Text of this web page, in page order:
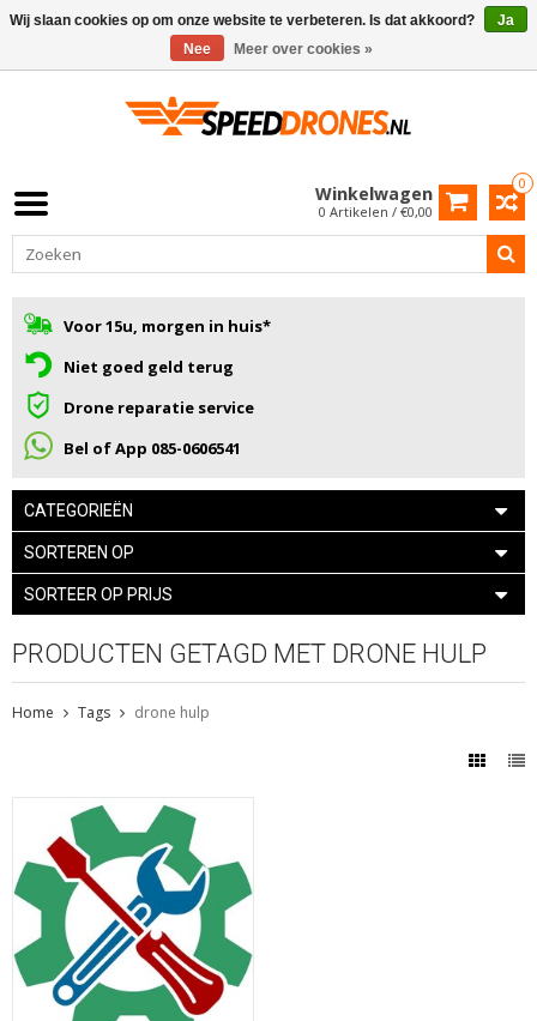
0
Winkelwagen
0 Artikelen / €0,00
Voor 15u, morgen in huis*
Niet goed geld terug
Drone reparatie service
Bel of App 085-0606541
CATEGORIEËN
SORTEREN OP
SORTEER OP PRIJS
PRODUCTEN GETAGD MET DRONE HULP
Home Tags drone hulp
Wij slaan cookies op om onze website te verbeteren. Is dat akkoord?
Ja
Nee
Meer over cookies »